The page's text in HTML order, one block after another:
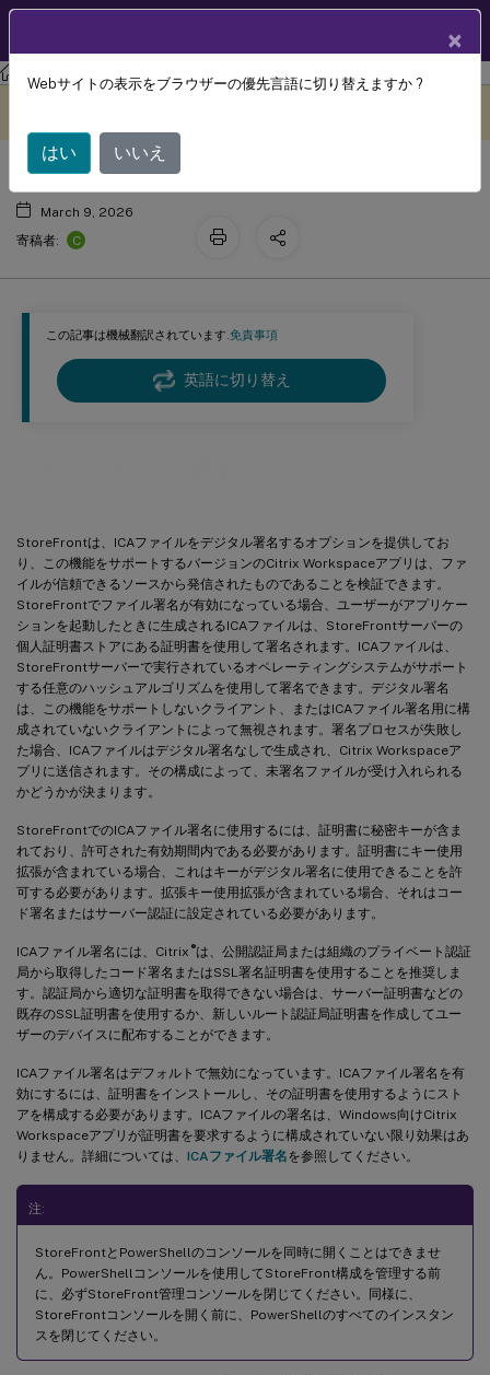
ストアフロント StoreFront の現在のリリース
この記事は機械翻訳されています.免責事項
英語に切り替え
StoreFrontは、ICAファイルをデジタル署名するオプションを提供してお
り、この機能をサポートするバージョンのCitrix Workspaceアプリは、ファ
イルが信頼できるソースから発信されたものであることを検証できます。
StoreFrontでファイル署名が有効になっている場合、ユーザーがアプリケー
ションを起動したときに生成されるICAファイルは、StoreFrontサーバーの
個人証明書ストアにある証明書を使用して署名されます。ICAファイルは、
StoreFrontサーバーで実行されているオペレーティングシステムがサポート
する任意のハッシュアルゴリズムを使用して署名できます。デジタル署名
は、この機能をサポートしないクライアント、またはICAファイル署名用に構
成されていないクライアントによって無視されます。署名プロセスが失敗し
た場合、ICAファイルはデジタル署名なしで生成され、Citrix Workspaceア
プリに送信されます。その構成によって、未署名ファイルが受け入れられる
かどうかが決まります。
StoreFrontでのICAファイル署名に使用するには、証明書に秘密キーが含ま
れており、許可された有効期間内である必要があります。証明書にキー使用
拡張が含まれている場合、これはキーがデジタル署名に使用できることを許
可する必要があります。拡張キー使用拡張が含まれている場合、それはコー
ド署名またはサーバー認証に設定されている必要があります。
ICAファイル署名には、Citrix ®は、公開認証局または組織のプライベート認証
局から取得したコード署名またはSSL署名証明書を使用することを推奨しま
す。認証局から適切な証明書を取得できない場合は、サーバー証明書などの
既存のSSL証明書を使用するか、新しいルート認証局証明書を作成してユー
ザーのデバイスに配布することができます。
ICAファイル署名はデフォルトで無効になっています。ICAファイル署名を有
効にするには、証明書をインストールし、その証明書を使用するようにスト
アを構成する必要があります。ICAファイルの署名は、Windows向けCitrix
Workspaceアプリが証明書を要求するように構成されていない限り効果はあ
りません。詳細については、 ICAファイル署名を参照してください。
注:
StoreFrontとPowerShellのコンソールを同時に開くことはできませ
ん。PowerShellコンソールを使用してStoreFront構成を管理する前
に、必ずStoreFront管理コンソールを閉じてください。同様に、
StoreFrontコンソールを開く前に、PowerShellのすべてのインスタン
スを閉じてください。
ICA ® ファイル署名
March 9, 2026
寄稿者:
C
×
Webサイトの表示をブラウザーの優先言語に切り替えますか ?
はい いいえ